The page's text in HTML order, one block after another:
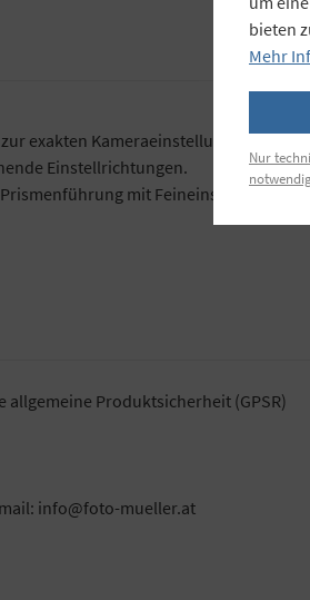
exakten Kameraeinstellung bei Nah-,
Einstellrichtungen.
mit Feineinstellung
Produktsicherheit (GPSR)
info@foto-mueller.at
bieten
Mehr
Nur